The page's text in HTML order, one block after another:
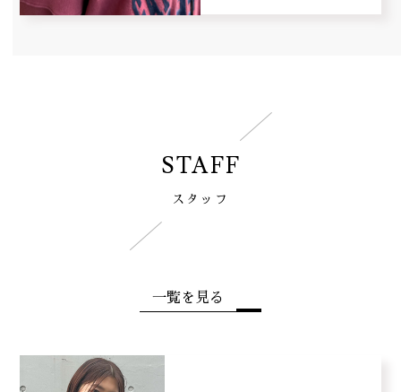
STAFF
スタッフ
一覧を見る